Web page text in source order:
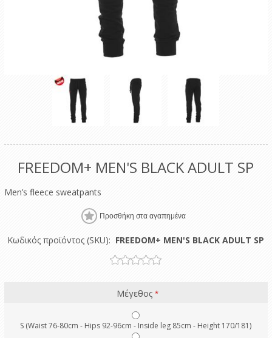
FREEDOM+ MEN'S BLACK ADULT SP
Μen’s fleece sweatpants
Κωδικός προϊόντος (SKU): FREEDOM+ MEN'S BLACK ADULT SP
Μέγεθος*
S (Waist 76-80cm - Hips 92-96cm - Inside leg 85cm - Height 170/181)